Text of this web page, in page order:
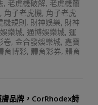
, 老虎機破解, 老虎機簡
, 角子老虎機, 角子老虎
機規則, 財神娛樂, 財神
樂城, 通博娛樂城, 運
卷, 金合發娛樂城, 鑫寶
育博彩, 體育彩券, 體育
品牌，CorRhodex詩